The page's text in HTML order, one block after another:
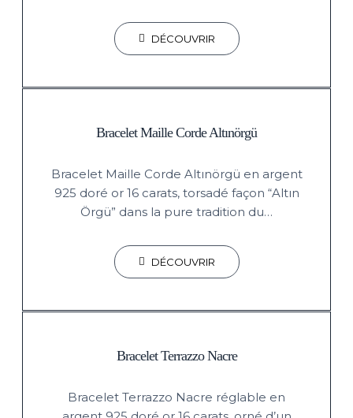
DÉCOUVRIR
Bracelet Maille Corde Altınörgü
Bracelet Maille Corde Altınörgü en argent
925 doré or 16 carats, torsadé façon “Altın
Örgü” dans la pure tradition du…
DÉCOUVRIR
Bracelet Terrazzo Nacre
Bracelet Terrazzo Nacre réglable en